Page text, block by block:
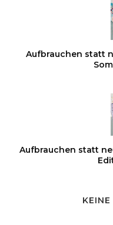
Aufbrauchen statt
Aufbrauchen statt